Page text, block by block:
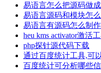
易语言怎么把源码做
易语言源码和模块怎
易语言有源码怎么制
heu kms activator激活
php探针源代码下载
通过百度统计工具,可
百度统计可分析哪些